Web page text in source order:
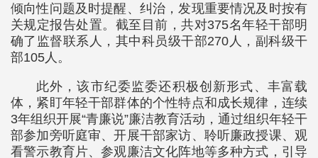
倾向性问题及时提醒、纠治，发现重要情况及时按有
关规定报告处置。截至目前，共对375名年轻干部明
确了监督联系人，其中科员级干部270人，副科级干
部105人。
此外，该市纪委监委还积极创新形式、丰富载
体，紧盯年轻干部群体的个性特点和成长规律，连续
3年组织开展“青廉说”廉洁教育活动，通过组织年轻干
部参加旁听庭审、开展干部家访、聆听廉政授课、观
看警示教育片、参观廉洁文化阵地等多种方式，引导